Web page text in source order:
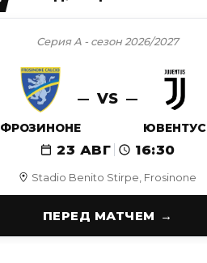
Stadio Benito Stirpe, Frosinone
Серия А - сезон 2026/2027
ФРОЗИНОНЕ
VS
ЮВЕНТУС
23 АВГ 16:30
ПЕРЕД МАТЧЕМ